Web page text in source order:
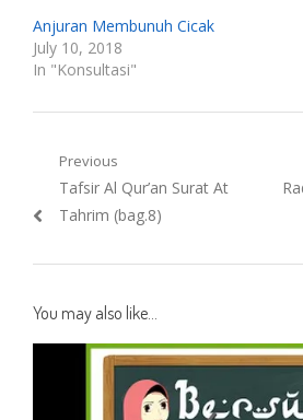
Anjuran Membunuh Cicak
July 10, 2018
In "Konsultasi"
Post
navigation
Previous
Previous
post:
Tafsir Al Qur’an Surat At
Tahrim (bag.8)
You may also like...